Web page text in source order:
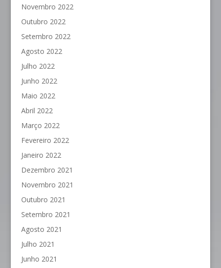
Novembro 2022
Outubro 2022
Setembro 2022
Agosto 2022
Julho 2022
Junho 2022
Maio 2022
Abril 2022
Março 2022
Fevereiro 2022
Janeiro 2022
Dezembro 2021
Novembro 2021
Outubro 2021
Setembro 2021
Agosto 2021
Julho 2021
Junho 2021